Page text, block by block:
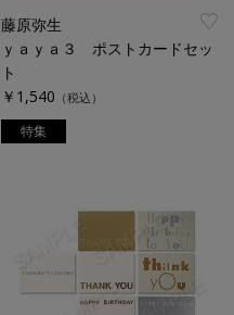
藤原弥生
ｙａｙａ３ ポストカードセッ
ト
￥1,540 （税込）
特集